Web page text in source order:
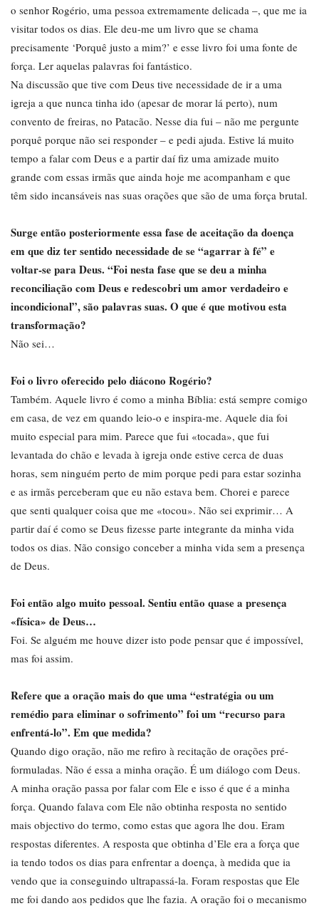
o senhor Rogério, uma pessoa extremamente delicada –, que me ia
visitar todos os dias. Ele deu-me um livro que se chama
precisamente ‘Porquê justo a mim?’ e esse livro foi uma fonte de
força. Ler aquelas palavras foi fantástico.
Na discussão que tive com Deus tive necessidade de ir a uma
igreja a que nunca tinha ido (apesar de morar lá perto), num
convento de freiras, no Patacão. Nesse dia fui – não me pergunte
porquê porque não sei responder – e pedi ajuda. Estive lá muito
tempo a falar com Deus e a partir daí fiz uma amizade muito
grande com essas irmãs que ainda hoje me acompanham e que
têm sido incansáveis nas suas orações que são de uma força brutal.
Surge então posteriormente essa fase de aceitação da doença
em que diz ter sentido necessidade de se “agarrar à fé” e
voltar-se para Deus. “Foi nesta fase que se deu a minha
reconciliação com Deus e redescobri um amor verdadeiro e
incondicional”, são palavras suas. O que é que motivou esta
transformação?
Não sei…
Foi o livro oferecido pelo diácono Rogério?
Também. Aquele livro é como a minha Bíblia: está sempre comigo
em casa, de vez em quando leio-o e inspira-me. Aquele dia foi
muito especial para mim. Parece que fui «tocada», que fui
levantada do chão e levada à igreja onde estive cerca de duas
horas, sem ninguém perto de mim porque pedi para estar sozinha
e as irmãs perceberam que eu não estava bem. Chorei e parece
que senti qualquer coisa que me «tocou». Não sei exprimir… A
partir daí é como se Deus fizesse parte integrante da minha vida
todos os dias. Não consigo conceber a minha vida sem a presença
de Deus.
Foi então algo muito pessoal. Sentiu então quase a presença
«física» de Deus…
Foi. Se alguém me houve dizer isto pode pensar que é impossível,
mas foi assim.
Refere que a oração mais do que uma “estratégia ou um
remédio para eliminar o sofrimento” foi um “recurso para
enfrentá-lo”. Em que medida?
Quando digo oração, não me refiro à recitação de orações pré-
formuladas. Não é essa a minha oração. É um diálogo com Deus.
A minha oração passa por falar com Ele e isso é que é a minha
força. Quando falava com Ele não obtinha resposta no sentido
mais objectivo do termo, como estas que agora lhe dou. Eram
respostas diferentes. A resposta que obtinha d’Ele era a força que
ia tendo todos os dias para enfrentar a doença, à medida que ia
vendo que ia conseguindo ultrapassá-la. Foram respostas que Ele
me foi dando aos pedidos que lhe fazia. A oração foi o mecanismo